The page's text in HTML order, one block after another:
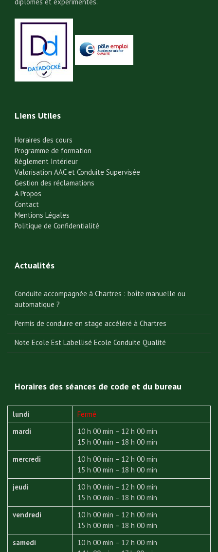
Liens Utiles
Horaires des cours
Programme de formation
Règlement Intérieur
Valorisation AAC et Conduite Supervisée
Gestion des réclamations
A Propos
Contact
Mentions Légales
Politique de Confidentialité
Actualités
Conduite accompagnée à Chartres : boîte manuelle ou
automatique ?
Permis de conduire en stage accéléré à Chartres
Note Ecole Est Labellisé Ecole Conduite Qualité
Horaires des séances de code et du bureau
lundi
Fermé
mardi
10 h 00 min – 12 h 00 min
15 h 00 min – 18 h 00 min
mercredi
10 h 00 min – 12 h 00 min
15 h 00 min – 18 h 00 min
jeudi
10 h 00 min – 12 h 00 min
15 h 00 min – 18 h 00 min
vendredi
10 h 00 min – 12 h 00 min
15 h 00 min – 18 h 00 min
samedi
10 h 00 min – 12 h 00 min